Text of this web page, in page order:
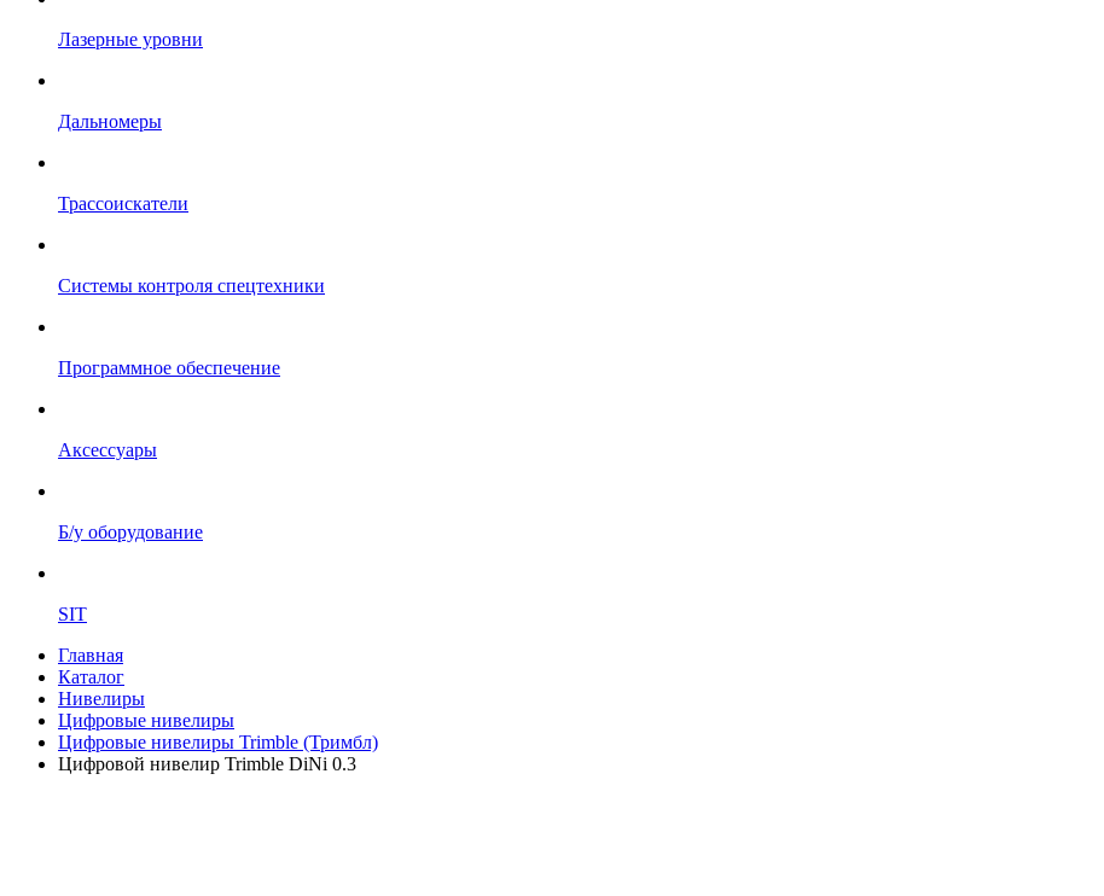
Лазерные уровни
Дальномеры
Трассоискатели
Системы контроля спецтехники
Программное обеспечение
Аксессуары
Б/у оборудование
SIT
Главная
Каталог
Нивелиры
Цифровые нивелиры
Цифровые нивелиры Trimble (Тримбл)
Цифровой нивелир Trimble DiNi 0.3